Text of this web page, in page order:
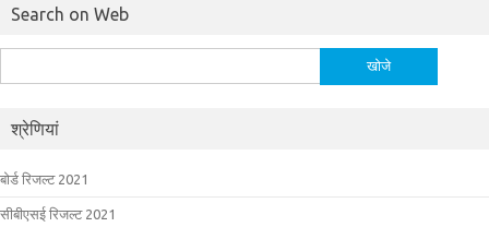
Search on Web
को
श्रेणियां
बोर्ड रिजल्ट 2021
सीबीएसई रिजल्ट 2021